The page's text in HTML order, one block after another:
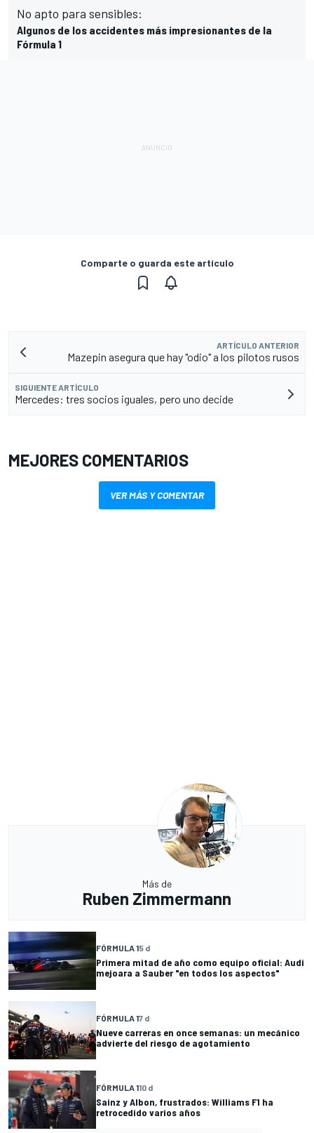
No apto para sensibles:
Algunos de los accidentes más impresionantes de la
Fórmula 1
Comparte o guarda este artículo
ARTÍCULO ANTERIOR
Mazepin asegura que hay "odio" a los pilotos rusos
SIGUIENTE ARTÍCULO
Mercedes: tres socios iguales, pero uno decide
MEJORES COMENTARIOS
VER MÁS Y COMENTAR
Más de
Ruben Zimmermann
FÓRMULA 15 d
Primera mitad de año como equipo oficial: Audi
mejoara a Sauber "en todos los aspectos"
FÓRMULA 17 d
Nueve carreras en once semanas: un mecánico
advierte del riesgo de agotamiento
FÓRMULA 110 d
Sainz y Albon, frustrados: Williams F1 ha
retrocedido varios años